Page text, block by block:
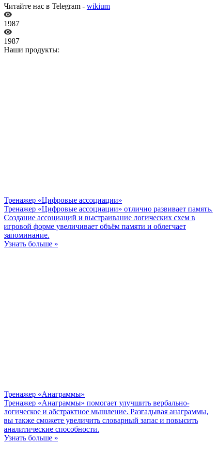
Читайте нас в Telegram - wikium
1987
1987
Наши продукты:
Тренажер «Цифровые ассоциации»
Тренажер «Цифровые ассоциации» отлично развивает память.
Создание ассоциаций и выстраивание логических схем в
игровой форме увеличивает объём памяти и облегчает
запоминание.
Узнать больше »
Тренажер «Анаграммы»
Тренажер «Анаграммы» помогает улучшить вербально-
логическое и абстрактное мышление. Разгадывая анаграммы,
вы также сможете увеличить словарный запас и повысить
аналитические способности.
Узнать больше »